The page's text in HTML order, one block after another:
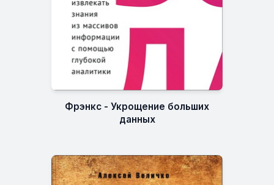
Фрэнкс - Укрощение больших
данных